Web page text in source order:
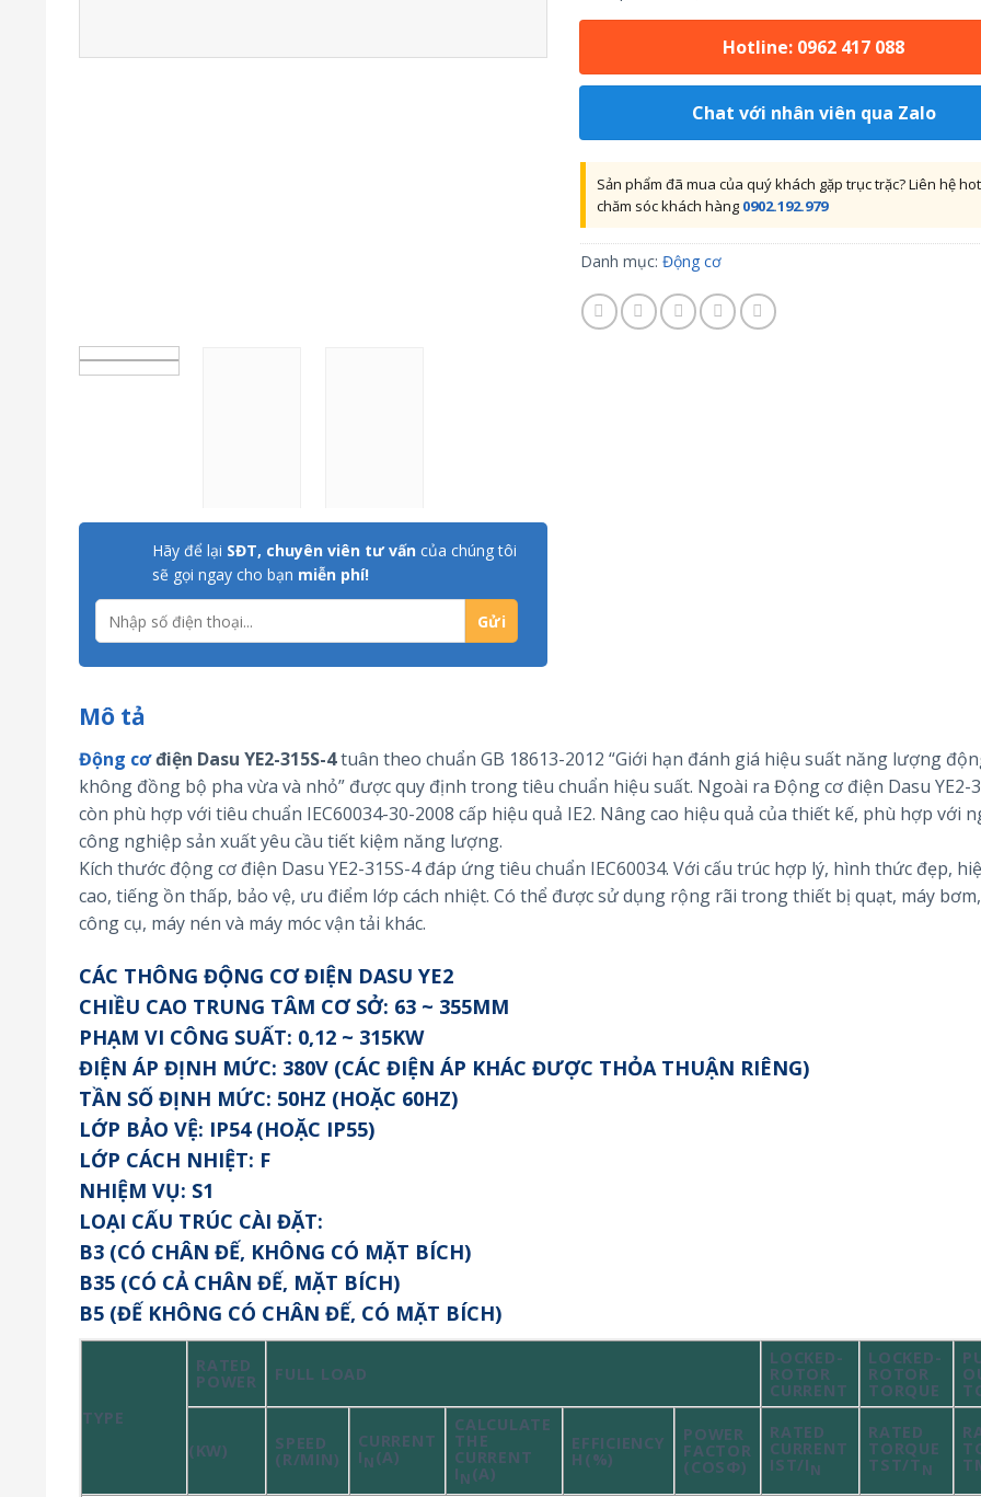
Hãy để lại SĐT, chuyên viên tư vấn của chúng tôi
sẽ gọi ngay cho bạn miễn phí!
Hotline: 0962 417 088
Chat với nhân viên qua Zalo
Sản phẩm đã mua của quý khách gặp trục trặc? Liên hệ
chăm sóc khách hàng 0902.192.979
Danh mục: Động cơ
Mô tả
Động cơđiện Dasu YE2-315S-4tuân theo chuẩn GB 18613-2012 “Giới hạn đánh giá hiệu suất năng lượng
không đồng bộ pha vừa và nhỏ” được quy định trong tiêu chuẩn hiệu suất. Ngoài ra Động cơ điện Dasu YE2-
còn phù hợp với tiêu chuẩn IEC60034-30-2008 cấp hiệu quả IE2. Nâng cao hiệu quả của thiết kế, phù hợp với
công nghiệp sản xuất yêu cầu tiết kiệm năng lượng.
Kích thước động cơ điện Dasu YE2-315S-4 đáp ứng tiêu chuẩn IEC60034. Với cấu trúc hợp lý, hình thức đẹp,
cao, tiếng ồn thấp, bảo vệ, ưu điểm lớp cách nhiệt. Có thể được sử dụng rộng rãi trong thiết bị quạt, máy
công cụ, máy nén và máy móc vận tải khác.
CÁC THÔNG ĐỘNG CƠ ĐIỆN DASU YE2
CHIỀU CAO TRUNG TÂM CƠ SỞ: 63 ~ 355MM
PHẠM VI CÔNG SUẤT: 0,12 ~ 315KW
ĐIỆN ÁP ĐỊNH MỨC: 380V (CÁC ĐIỆN ÁP KHÁC ĐƯỢC THỎA THUẬN RIÊNG)
TẦN SỐ ĐỊNH MỨC: 50HZ (HOẶC 60HZ)
LỚP BẢO VỆ: IP54 (HOẶC IP55)
LỚP CÁCH NHIỆT: F
NHIỆM VỤ: S1
LOẠI CẤU TRÚC CÀI ĐẶT:
B3 (CÓ CHÂN ĐẾ, KHÔNG CÓ MẶT BÍCH)
B35 (CÓ CẢ CHÂN ĐẾ, MẶT BÍCH)
B5 (ĐẾ KHÔNG CÓ CHÂN ĐẾ, CÓ MẶT BÍCH)
TYPE
RATED
POWER FULL LOAD
LOCKED-
ROTOR
CURRENT
LOCKED-
ROTOR
TORQUE
(KW) SPEED
(R/MIN)
CURRENT
IN(A)
CALCULATE
THE
CURRENT
IN(A)
EFFICIENCY
Η(%)
POWER
FACTOR
(COSΦ)
RATED
CURRENT
IST/IN
RATED
TORQUE
TST/TN